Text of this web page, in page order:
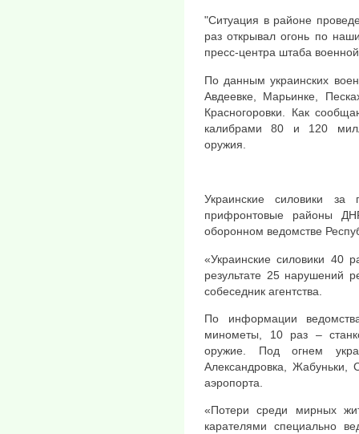
"Ситуация в районе
раз открывал огонь по
пресс-центра штаба
По данным украинских
Авдеевке, Марьинке,
Красногоровки. Как
калибрами 80 и 120
оружия.
Украинские силовики
прифронтовые районы
оборонном ведомстве
«Украинские силовики 40
результате 25 нарушений
собеседник агентства.
По информации
минометы, 10 раз –
оружие. Под огнем
Александровка, Жабуньки,
аэропорта.
«Потери среди мирных
карателями специально